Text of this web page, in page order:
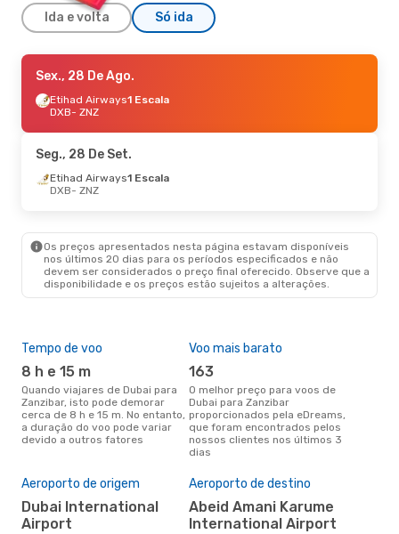
Ida e volta Só ida
Qua., 28 De Out.
FlydubaiDireto
DXB- ZNZ
ZNZ- DXB
Seg., 31 De Ago. - Sáb., 5 De Set.
Qua., 30 De Set. - Ter., 6 De Out.
ZNZ- DXB
Qua., 9 De Set.- Seg., 14 De Set.
EmiratesDireto
DXB- ZNZ
Emirates Direto
ZNZ - DXB
Sex., 28 De Ago.
Etihad Airways1 Escala
DXB- ZNZ
Seg., 28 De Set.
Etihad Airways1 Escala
DXB- ZNZ
Os preços apresentados nesta página estavam disponíveis
nos últimos 20 dias para os períodos especificados e não
devem ser considerados o preço final oferecido. Observe que a
disponibilidade e os preços estão sujeitos a alterações.
Tempo de voo
8 h e 15 m
Quando viajares de Dubai para
Zanzibar, isto pode demorar
cerca de 8 h e 15 m. No entanto,
a duração do voo pode variar
devido a outros fatores
Voo mais barato
163
O melhor preço para voos de
Dubai para Zanzibar
proporcionados pela eDreams,
que foram encontrados pelos
nossos clientes nos últimos 3
dias
Aeroporto de origem
Dubai International
Airport
Aeroporto de destino
Abeid Amani Karume
International Airport